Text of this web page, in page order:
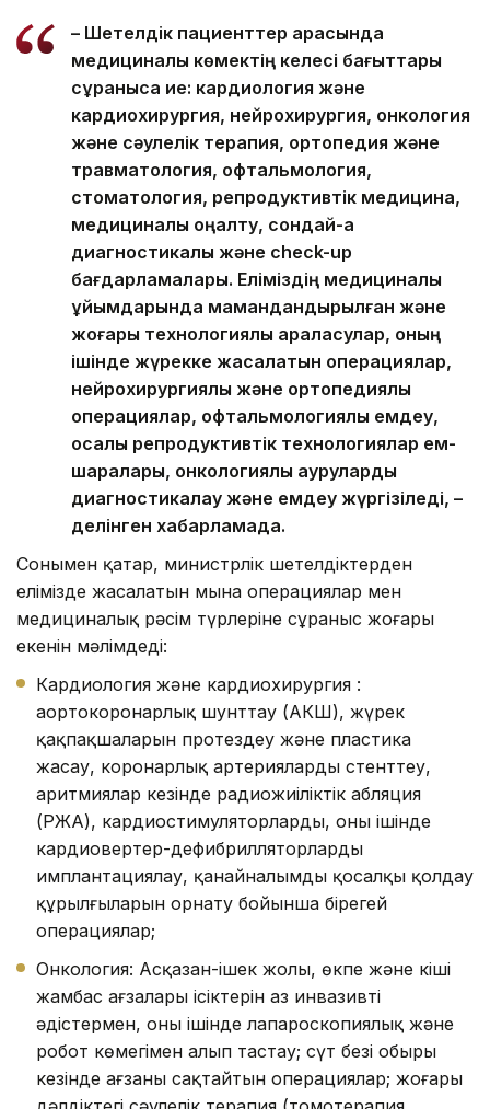
– Шетелдік пациенттер арасында
медициналық көмектің келесі бағыттары
сұранысқа ие: кардиология және
кардиохирургия, нейрохирургия, онкология
және сәулелік терапия, ортопедия және
травматология, офтальмология,
стоматология, репродуктивтік медицина,
медициналық оңалту, сондай-ақ
диагностикалық және check-up
бағдарламалары. Еліміздің медициналық
ұйымдарында мамандандырылған және
жоғары технологиялық араласулар, оның
ішінде жүрекке жасалатын операциялар,
нейрохирургиялық және ортопедиялық
операциялар, офтальмологиялық емдеу,
қосалқы репродуктивтік технологиялар ем-
шаралары, онкологиялық ауруларды
диагностикалау және емдеу жүргізіледі, –
делінген хабарламада.
Сонымен қатар, министрлік шетелдіктерден
елімізде жасалатын мына операциялар мен
медициналық рәсім түрлеріне сұраныс жоғары
екенін мәлімдеді:
Кардиология және кардиохирургия :
аортокоронарлық шунттау (АКШ), жүрек
қақпақшаларын протездеу және пластика
жасау, коронарлық артерияларды стенттеу,
аритмиялар кезінде радиожиіліктік абляция
(РЖА), кардиостимуляторларды, оның ішінде
кардиовертер-дефибрилляторларды
имплантациялау, қанайналымды қосалқы қолдау
құрылғыларын орнату бойынша бірегей
операциялар;
Онкология: Асқазан-ішек жолы, өкпе және кіші
жамбас ағзалары ісіктерін аз инвазивті
әдістермен, оның ішінде лапароскопиялық және
робот көмегімен алып тастау; сүт безі обыры
кезінде ағзаны сақтайтын операциялар; жоғары